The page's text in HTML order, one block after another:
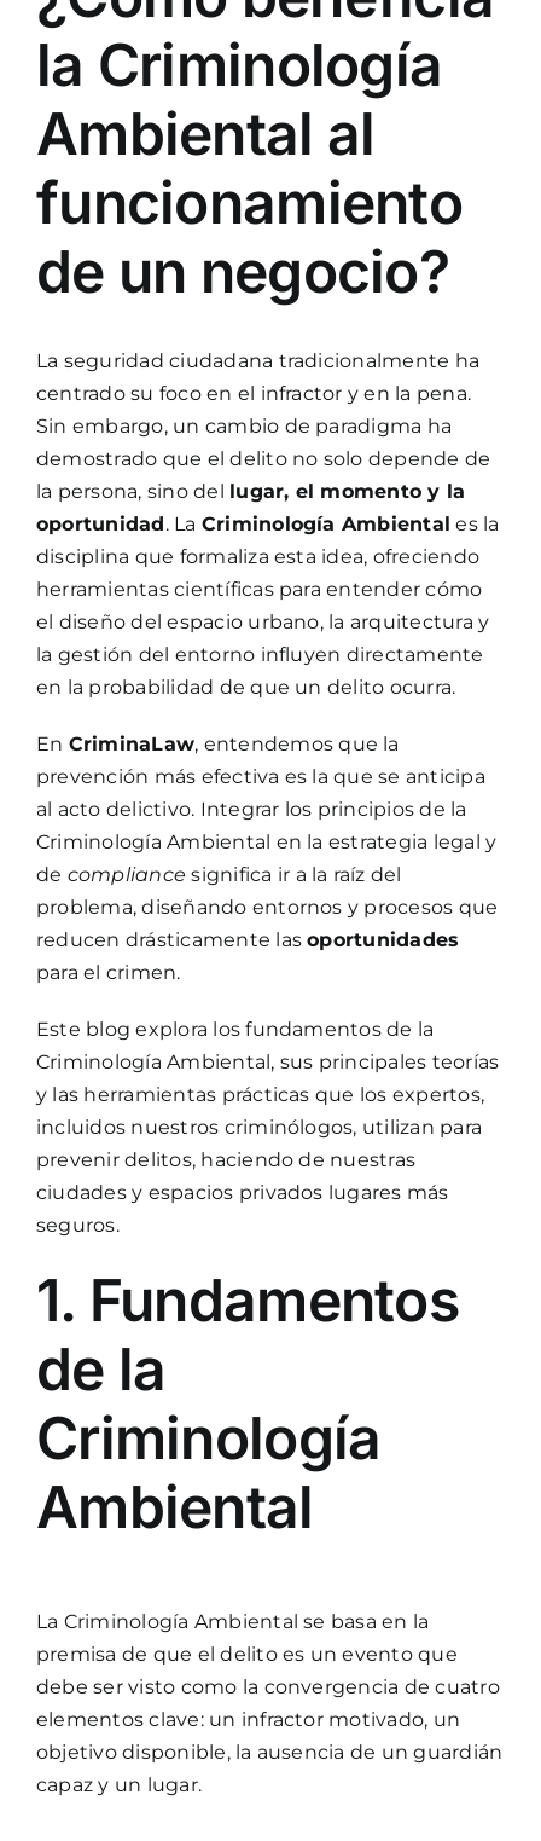
la Criminología
Ambiental al
funcionamiento
de un negocio?
La seguridad ciudadana tradicionalmente ha
centrado su foco en el infractor y en la pena.
Sin embargo, un cambio de paradigma ha
demostrado que el delito no solo depende de
la persona, sino del lugar, el momento y la
oportunidad. La Criminología Ambiental es la
disciplina que formaliza esta idea, ofreciendo
herramientas científicas para entender cómo
el diseño del espacio urbano, la arquitectura y
la gestión del entorno influyen directamente
en la probabilidad de que un delito ocurra.
En CriminaLaw, entendemos que la
prevención más efectiva es la que se anticipa
al acto delictivo. Integrar los principios de la
Criminología Ambiental en la estrategia legal y
de compliance significa ir a la raíz del
problema, diseñando entornos y procesos que
reducen drásticamente lasoportunidades
para el crimen.
Este blog explora los fundamentos de la
Criminología Ambiental, sus principales teorías
y las herramientas prácticas que los expertos,
incluidos nuestros criminólogos, utilizan para
prevenir delitos, haciendo de nuestras
ciudades y espacios privados lugares más
seguros.
1. Fundamentos
de la
Criminología
Ambiental
La Criminología Ambiental se basa en la
premisa de que el delito es un evento que
debe ser visto como la convergencia de cuatro
elementos clave: un infractor motivado, un
objetivo disponible, la ausencia de un guardián
capaz y un lugar.